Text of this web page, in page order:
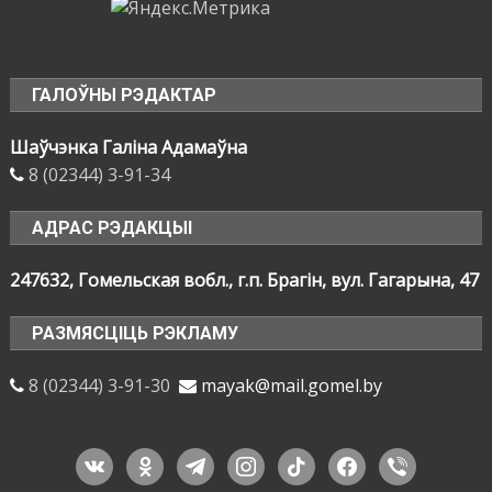
ГАЛОЎНЫ РЭДАКТАР
Шаўчэнка Галіна Адамаўна
8 (02344) 3-91-34
АДРАС РЭДАКЦЫІ
247632, Гомельская вобл., г.п. Брагін, вул. Гагарына, 47
РАЗМЯСЦІЦЬ РЭКЛАМУ
8 (02344) 3-91-30 mayak@mail.gomel.by
vkontakteodnoklassniki
telegraminstagram
tiktok facebook
viber